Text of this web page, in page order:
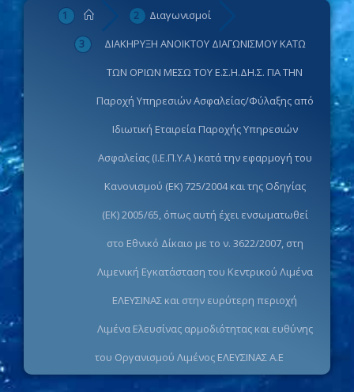
Διαγωνισμοί
ΔΙΑΚΗΡΥΞΗ ΑΝΟΙΚΤΟΥ ΔΙΑΓΩΝΙΣΜΟΥ ΚΑΤΩ
ΤΩΝ ΟΡΙΩΝ ΜΕΣΩ ΤΟΥ Ε.Σ.Η.ΔΗ.Σ. ΓΙΑ ΤΗΝ
Παροχή Υπηρεσιών Ασφαλείας/Φύλαξης από
Ιδιωτική Εταιρεία Παροχής Υπηρεσιών
Ασφαλείας (Ι.Ε.Π.Υ.Α ) κατά την εφαρμογή του
Κανονισμού (ΕΚ) 725/2004 και της Οδηγίας
(ΕΚ) 2005/65, όπως αυτή έχει ενσωματωθεί
στο Εθνικό Δίκαιο με το ν. 3622/2007, στη
Λιμενική Εγκατάσταση του Κεντρικού Λιμένα
ΕΛΕΥΣΙΝΑΣ και στην ευρύτερη περιοχή
Λιμένα Ελευσίνας αρμοδιότητας και ευθύνης
του Οργανισμού Λιμένος ΕΛΕΥΣΙΝΑΣ Α.Ε